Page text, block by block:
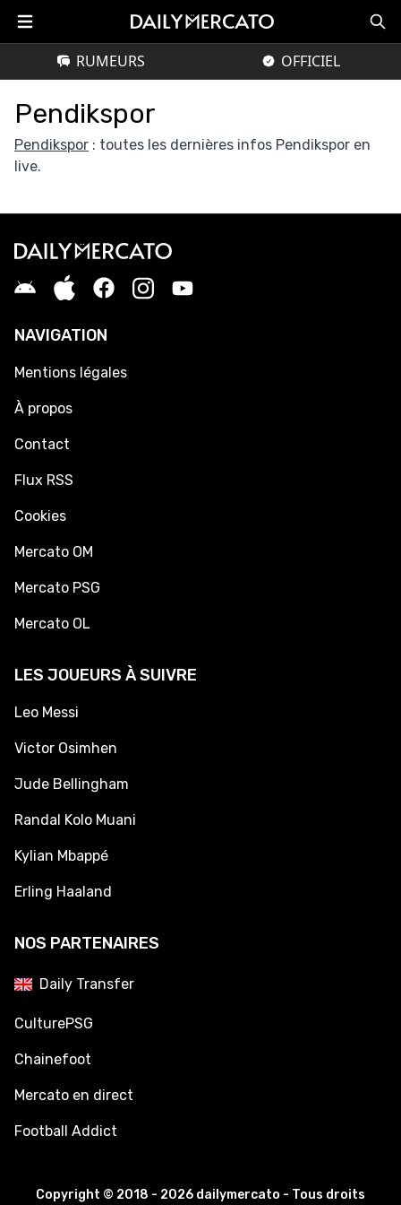
RUMEURS OFFICIEL
Pendikspor
Pendikspor : toutes les dernières infos Pendikspor en
live.
NAVIGATION
Mentions légales
À propos
Contact
Flux RSS
Cookies
Mercato OM
Mercato PSG
Mercato OL
LES JOUEURS À SUIVRE
Leo Messi
Victor Osimhen
Jude Bellingham
Randal Kolo Muani
Kylian Mbappé
Erling Haaland
NOS PARTENAIRES
Daily Transfer
CulturePSG
Chainefoot
Mercato en direct
Football Addict
Copyright © 2018 - 2026 dailymercato - Tous droits